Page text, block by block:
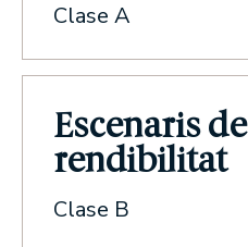
Clase A
Escenaris de
rendibilitat
Clase B